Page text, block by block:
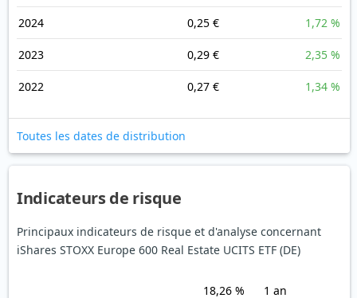
2024 0,25 € 1,72 %
2023 0,29 € 2,35 %
2022 0,27 € 1,34 %
Toutes les dates de distribution
Indicateurs de risque
Principaux indicateurs de risque et d'analyse concernant
iShares STOXX Europe 600 Real Estate UCITS ETF (DE)
18,26 %
1 an